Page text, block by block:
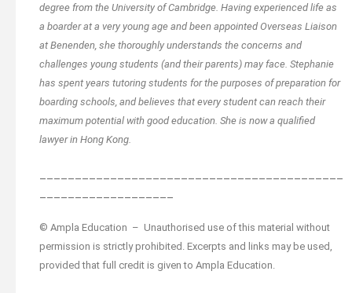
degree from the University of Cambridge. Having experienced life as
a boarder at a very young age and been appointed Overseas Liaison
at Benenden, she thoroughly understands the concerns and
challenges young students (and their parents) may face. Stephanie
has spent years tutoring students for the purposes of preparation for
boarding schools, and believes that every student can reach their
maximum potential with good education. She is now a qualified
lawyer in Hong Kong.
© Ampla Education – Unauthorised use of this material without
permission is strictly prohibited. Excerpts and links may be used,
provided that full credit is given to Ampla Education.